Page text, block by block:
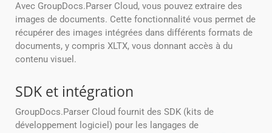
Avec GroupDocs.Parser Cloud, vous pouvez extraire des
images de documents. Cette fonctionnalité vous permet de
récupérer des images intégrées dans différents formats de
documents, y compris XLTX, vous donnant accès à du
contenu visuel.
SDK et intégration
GroupDocs.Parser Cloud fournit des SDK (kits de
développement logiciel) pour les langages de